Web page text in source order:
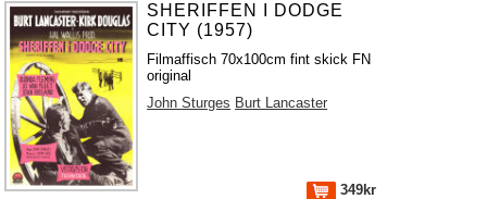
SHERIFFEN I DODGE
CITY (1957)
Filmaffisch 70x100cm fint skick FN
original
John Sturges Burt Lancaster
349kr